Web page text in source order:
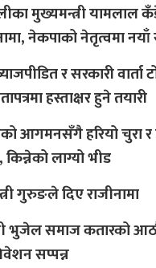
मुख्यमन्त्री यामलाल
नेकपाको नेतृत्वमा नयाँ
र सरकारी
हस्ताक्षर हुने तयारी
आगमनसँगै हरियो चुरा
लाग्यो भीड
गुरुङले दिए राजीनामा
भुजेल समाज कतारको
सप्पन्न